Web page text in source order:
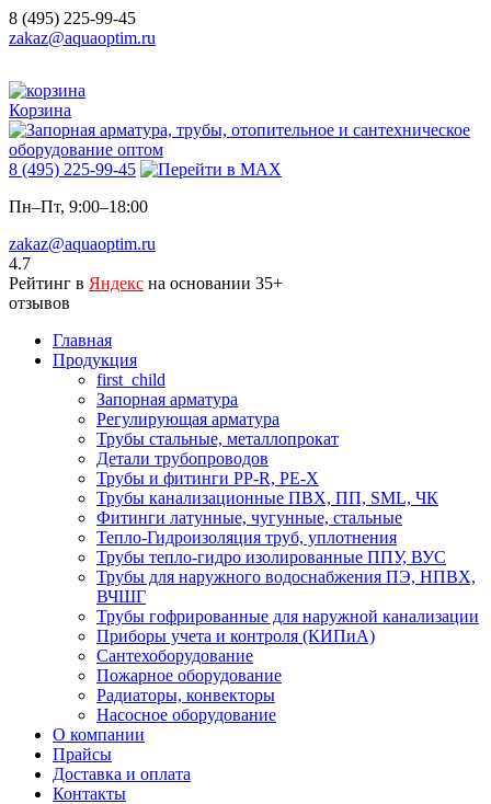
8 (495) 225-99-45
zakaz@aquaoptim.ru
Корзина
8 (495) 225-99-45
Пн–Пт, 9:00–18:00
zakaz@aquaoptim.ru
4.7
Рейтинг в Яндекс на основании 35+
отзывов
Главная
Продукция
first_child
Запорная арматура
Регулирующая арматура
Трубы стальные, металлопрокат
Детали трубопроводов
Трубы и фитинги PP-R, PE-X
Трубы канализационные ПВХ, ПП, SML, ЧК
Фитинги латунные, чугунные, стальные
Тепло-Гидроизоляция труб, уплотнения
Трубы тепло-гидро изолированные ППУ, ВУС
Трубы для наружного водоснабжения ПЭ, НПВХ,
ВЧШГ
Трубы гофрированные для наружной канализации
Приборы учета и контроля (КИПиА)
Сантехоборудование
Пожарное оборудование
Радиаторы, конвекторы
Насосное оборудование
О компании
Прайсы
Доставка и оплата
Контакты